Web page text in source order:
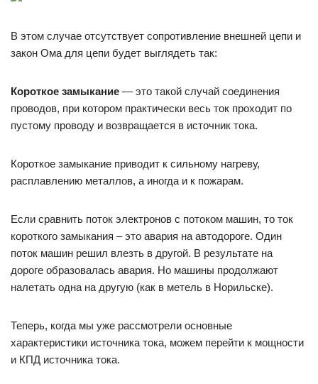
В этом случае отсутствует сопротивление внешней цепи и
закон Ома для цепи будет выглядеть так:
Короткое замыкание — это такой случай соединения
проводов, при котором практически весь ток проходит по
пустому проводу и возвращается в источник тока.
Короткое замыкание приводит к сильному нагреву,
расплавлению металлов, а иногда и к пожарам.
Если сравнить поток электронов с потоком машин, то ток
короткого замыкания – это авария на автодороге. Один
поток машин решил влезть в другой. В результате на
дороге образовалась авария. Но машины продолжают
налетать одна на другую (как в метель в Норильске).
Теперь, когда мы уже рассмотрели основные
характеристики источника тока, можем перейти к мощности
и КПД источника тока.